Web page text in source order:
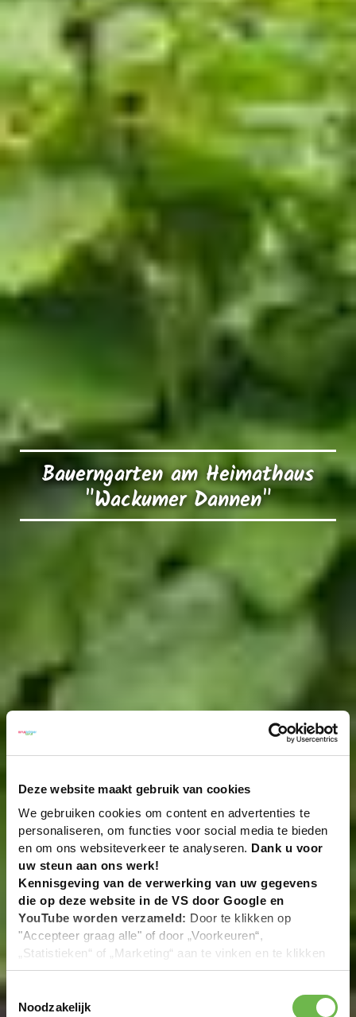
Deze website maakt gebruik van cookies
We gebruiken cookies om content en advertenties te
personaliseren, om functies voor social media te bieden
en om ons websiteverkeer te analyseren. Dank u voor
uw steun aan ons werk!
Kennisgeving van de verwerking van uw gegevens
die op deze website in de VS door Google en
YouTube worden verzameld: Door te klikken op
"Accepteer graag alle" of door „Voorkeuren“,
„Statistieken“ of „Marketing“ aan te vinken en te klikken
op "Selectie handmatig instellen", stemt u er ook mee in
overeenstemming met Art. 49 (1) zin 1 lit. a DSGVO. De
Noodzakelijk
Bauerngarten am Heimathaus
"Wackumer Dannen"